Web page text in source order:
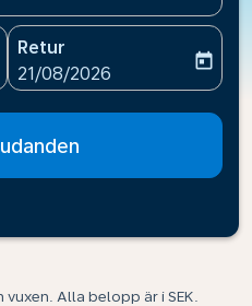
aria-label
Retur
fc-booking-return-date-
21/08/2026
today
Alla belopp är i SEK.